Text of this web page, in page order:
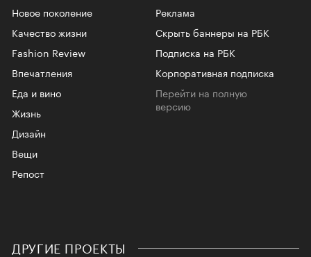
Новое поколение
Качество жизни
Fashion Review
Впечатления
Еда и вино
Жизнь
Дизайн
Вещи
Репост
Реклама
Скрыть баннеры на РБК
Подписка на РБК
Корпоративная подписка
Перейти на полную
версию
ДРУГИЕ ПРОЕКТЫ